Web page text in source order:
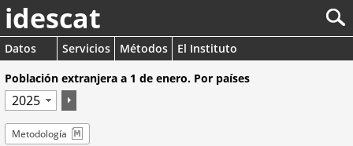
idescat
Datos Servicios Métodos
El Instituto
Población extranjera a 1 de enero. Por países
Metodología